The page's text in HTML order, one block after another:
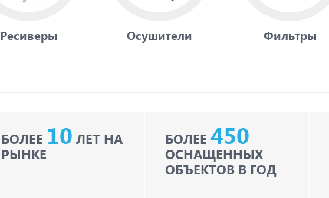
Ресиверы Осушители Фильтры
БОЛЕЕ 10 ЛЕТ НА
РЫНКЕ
БОЛЕЕ450
ОСНАЩЕННЫХ
ОБЪЕКТОВ В ГОД